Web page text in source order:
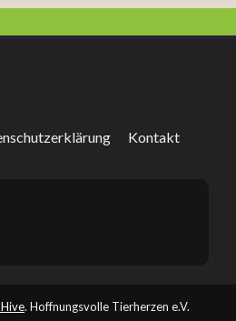
Kontakt
. Hoffnungsvolle Tierherzen e.V.